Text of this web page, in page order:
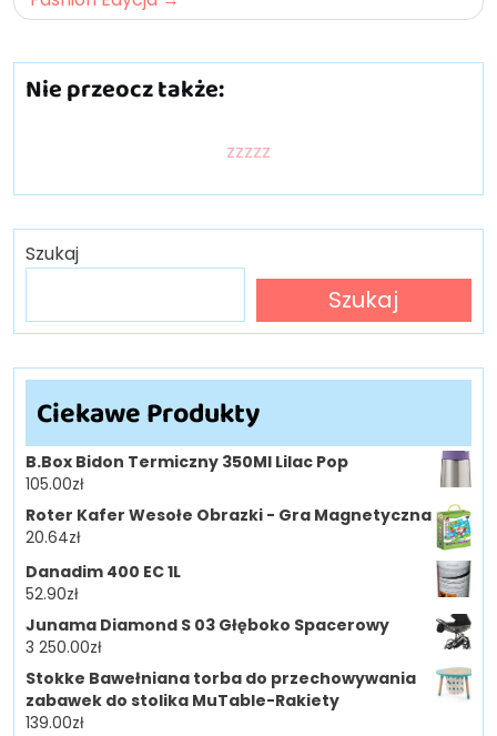
Nie przeocz także:
zzzzz
Szukaj
Szukaj
Ciekawe Produkty
B.Box Bidon Termiczny 350Ml Lilac Pop
105.00zł
Roter Kafer Wesołe Obrazki - Gra Magnetyczna
20.64zł
Danadim 400 EC 1L
52.90zł
Junama Diamond S 03 Głęboko Spacerowy
3 250.00zł
Stokke Bawełniana torba do przechowywania
zabawek do stolika MuTable-Rakiety
139.00zł